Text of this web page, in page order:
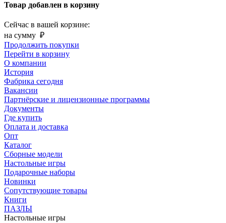
Товар добавлен в корзину
Сейчас в вашей корзине:
на сумму ₽
Продолжить покупки
Перейти в корзину
О компании
История
Фабрика сегодня
Вакансии
Партнёрские и лицензионные программы
Документы
Где купить
Оплата и доставка
Опт
Каталог
Сборные модели
Настольные игры
Подарочные наборы
Новинки
Сопутствующие товары
Книги
ПАЗЛЫ
Настольные игры